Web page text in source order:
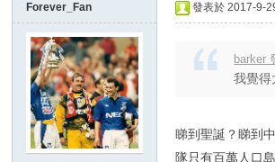
頓
Forever_Fan 發表於 2017-9-
barker
我覺得
睇到聖誕？睇到
隊只有百萬人口